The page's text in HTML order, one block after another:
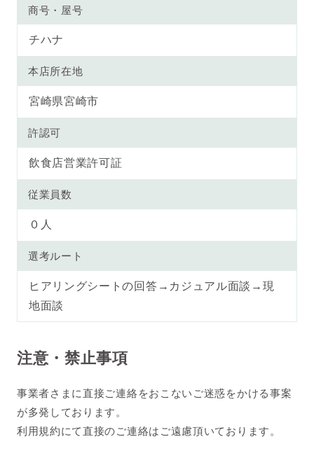
商号・屋号
チハナ
本店所在地
宮崎県宮崎市
許認可
飲食店営業許可証
従業員数
０人
選考ルート
ヒアリングシートの回答→カジュアル面談→現
地面談
注意・禁止事項
事業者さまに直接ご連絡をおこないご迷惑をかける事案
が多発しております。
利用規約にて直接のご連絡はご遠慮頂いております。